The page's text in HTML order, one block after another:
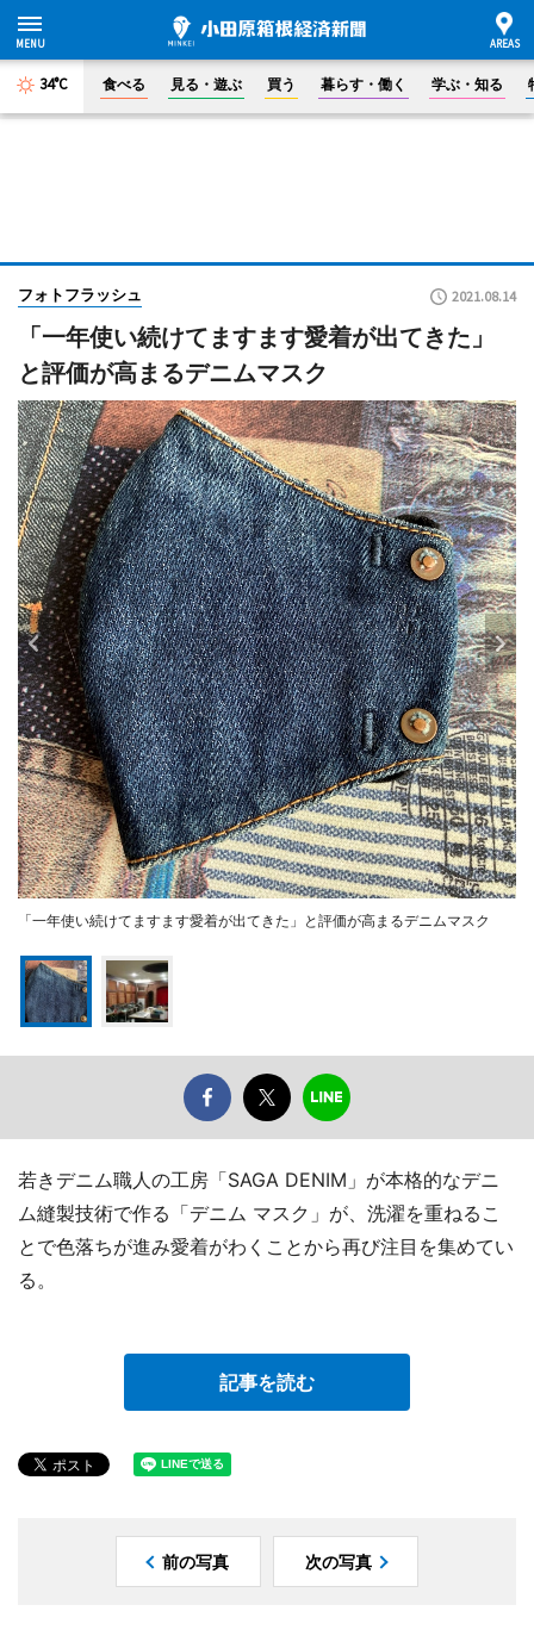
34°C 食べる 見る・遊ぶ 買う 暮らす・働く 学ぶ・知る
フォトフラッシュ 2021.08.14
「一年使い続けてますます愛着が出てきた」
と評価が高まるデニムマスク
「一年使い続けてますます愛着が出てきた」と評価が高まるデニムマスク
若きデニム職人の工房「SAGA DENIM」が本格的なデニ
ム縫製技術で作る「デニム マスク」が、洗濯を重ねるこ
とで色落ちが進み愛着がわくことから再び注目を集めてい
る。
記事を読む
前の写真 次の写真